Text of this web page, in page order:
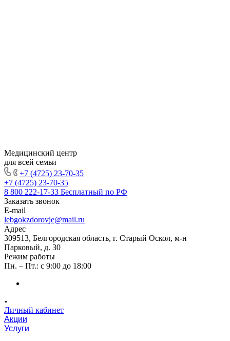
Медицинский центр
для всей семьи
+7 (4725) 23-70-35
+7 (4725) 23-70-35
8 800 222-17-33 Бесплатный по РФ
Заказать звонок
E-mail
lebgokzdorovje@mail.ru
Адрес
309513, Белгородская область, г. Старый Оскол, м-н
Парковый, д. 30
Режим работы
Пн. – Пт.: с 9:00 до 18:00
Личный кабинет
Акции
Услуги